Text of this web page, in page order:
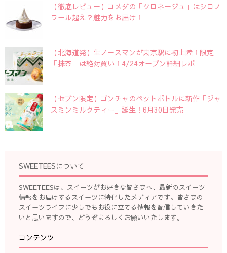
【徹底レビュー】コメダの「クロネージュ」はシロノ
ワール超え？魅力をお届け！
【北海道発】生ノースマンが東京駅に初上陸！限定
「抹茶」は絶対買い！4/24オープン詳細レポ
【セブン限定】ゴンチャのペットボトルに新作「ジャ
スミンミルクティー」誕生！6月30日発売
SWEETEESについて
SWEETEESは、スイーツがお好きな皆さまへ、最新のスイーツ
情報をお届けするスイーツに特化したメディアです。皆さまの
スイーツライフに少しでもお役に立てる情報を配信していきた
いと思いますので、どうぞよろしくお願いいたします。
コンテンツ